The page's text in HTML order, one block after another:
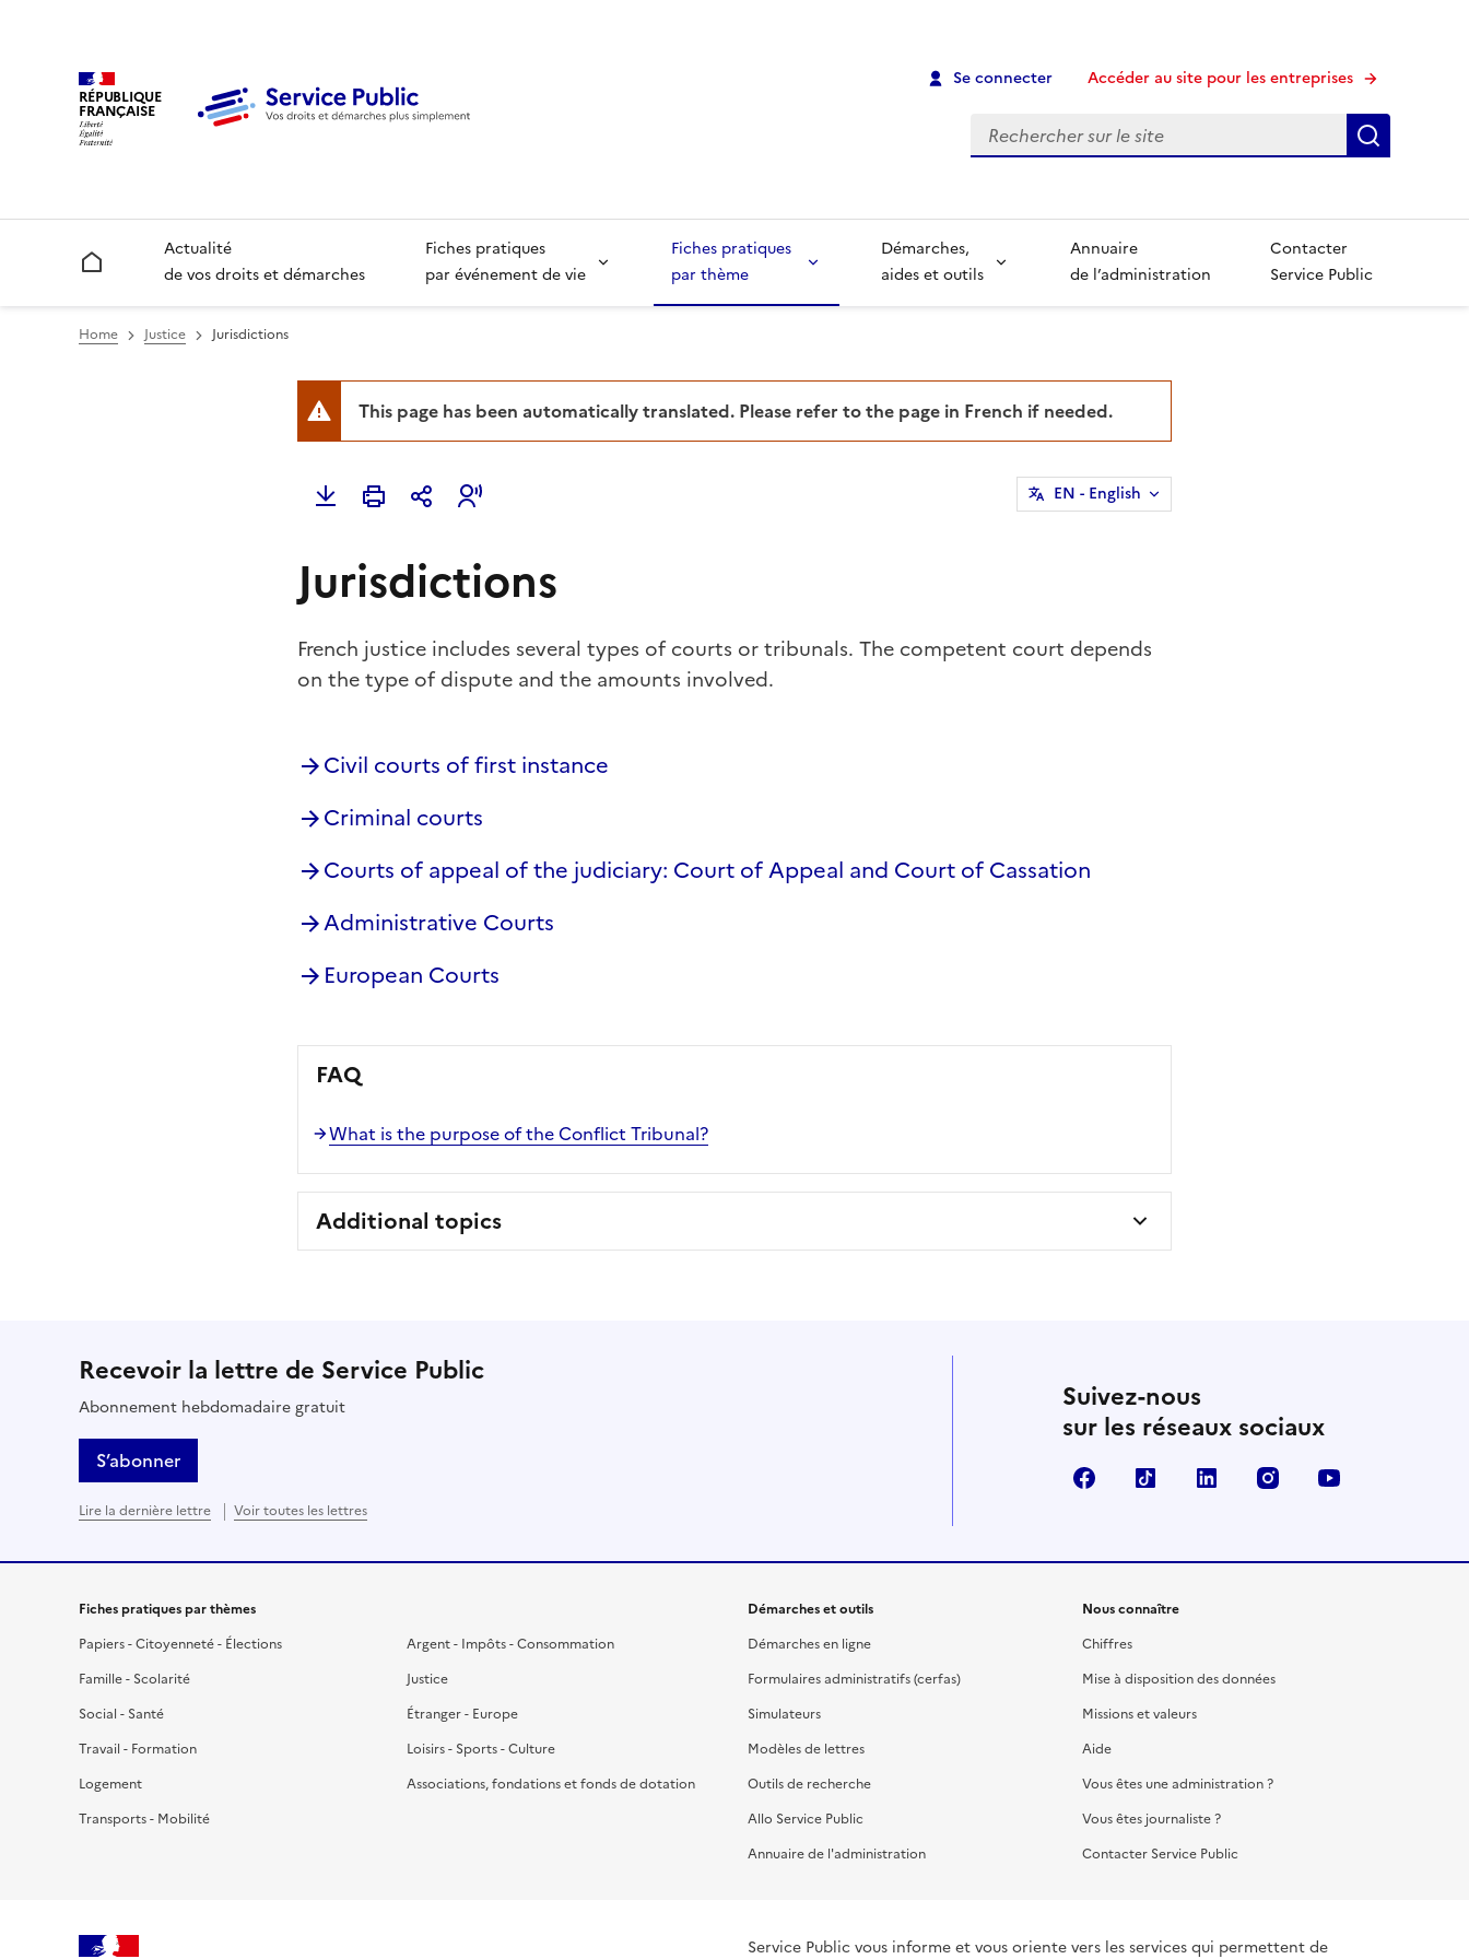
RÉPUBLIQUE
FRANÇAISE
Se connecter Accéder au site pour les entreprises
Recherche
Accueil
Actualité
de vos droits et démarches
Fiches pratiques
par événement de vie
Fiches pratiques
par thème
Démarches,
aides et outils
Annuaire
de l’administration
Contacter
Service Public
Home Justice Jurisdictions
This page has been automatically translated. Please refer to the page in French if needed.
EN - English
Jurisdictions
French justice includes several types of courts or tribunals. The competent court depends
on the type of dispute and the amounts involved.
Civil courts of first instance
Criminal courts
Courts of appeal of the judiciary: Court of Appeal and Court of Cassation
Administrative Courts
European Courts
FAQ
What is the purpose of the Conflict Tribunal?
Additional topics
Recevoir la lettre de Service Public
Abonnement hebdomadaire gratuit
S’abonner
Lire la dernière lettre Voir toutes les lettres
Suivez-nous
sur les réseaux sociaux
FacebookTikTok LinkedIn Instagram
Fiches pratiques par thèmes
Papiers - Citoyenneté - Élections
Famille - Scolarité
Social - Santé
Travail - Formation
Logement
Transports - Mobilité
Argent - Impôts - Consommation
Justice
Étranger - Europe
Loisirs - Sports - Culture
Associations, fondations et fonds de dotation
Démarches et outils
Démarches en ligne
Formulaires administratifs (cerfas)
Simulateurs
Modèles de lettres
Outils de recherche
Allo Service Public
Annuaire de l'administration
Nous connaître
Chiffres
Mise à disposition des données
Missions et valeurs
Aide
Vous êtes une administration ?
Vous êtes journaliste ?
Contacter Service Public
Service Public vous informe et vous oriente vers les services qui permettent de